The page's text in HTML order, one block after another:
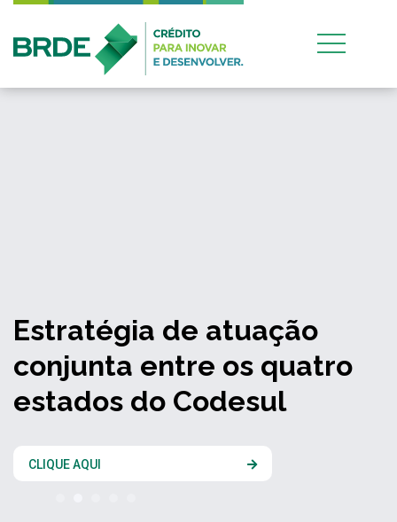
Estratégia de atuação
conjunta entre os quatro
estados do Codesul
CLIQUE AQUI